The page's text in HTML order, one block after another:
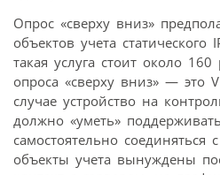
Опрос «сверху вниз»
объектов учета статического
такая услуга стоит около
опроса «сверху вниз» — это
случае устройство на
должно «уметь»
самостоятельно соединяться
объекты учета вынуждены